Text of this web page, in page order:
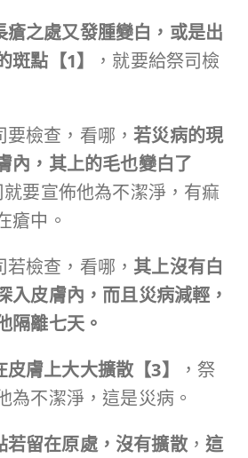
瘡之處又發腫變白，或是出
斑點【1】
，就要給祭司檢
要檢查，看哪，若災病的現
內，其上的毛也變白了
就要宣佈他為不潔淨，有痲
瘡中。
檢查，看哪， 其上沒有白
入皮膚內，而且災病減輕，
隔離七天。
皮膚上大大擴散【3】
，祭
為不潔淨，這是災病。
若留在原處，沒有擴散，這